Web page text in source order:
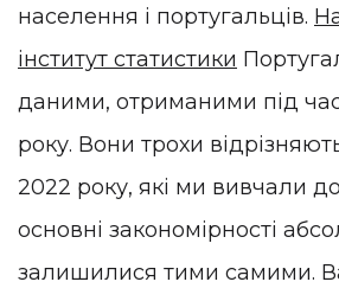
населення і португальців.
інститут статистики
даними, отриманими під
року. Вони трохи
2022 року, які ми вивчали
основні закономірності
залишилися тими самими.